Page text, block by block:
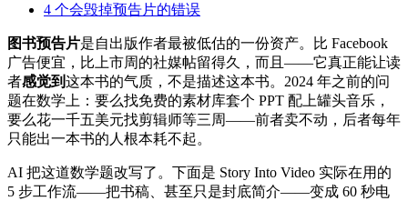
4 个会毁掉预告片的错误
图书预告片是自出版作者最被低估的一份资产。比 Facebook
广告便宜，比上市周的社媒帖留得久，而且——它真正能让读
者感觉到这本书的气质，不是描述这本书。2024 年之前的问
题在数学上：要么找免费的素材库套个 PPT 配上罐头音乐，
要么花一千五美元找剪辑师等三周——前者卖不动，后者每年
只能出一本书的人根本耗不起。
AI 把这道数学题改写了。下面是 Story Into Video 实际在用的
5 步工作流——把书稿、甚至只是封底简介——变成 60 秒电